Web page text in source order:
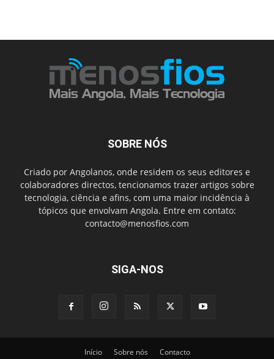
SOBRE NÓS
Criado por Angolanos, onde residem os seus editores e
colaboradores directos, tencionamos trazer artigos sobre
tecnologia, ciência e afins, com uma maior incidência à
tópicos que envolvam Angola. Entre em contato:
contacto@menosfios.com
SIGA-NOS
Início Sobre nós Contacto